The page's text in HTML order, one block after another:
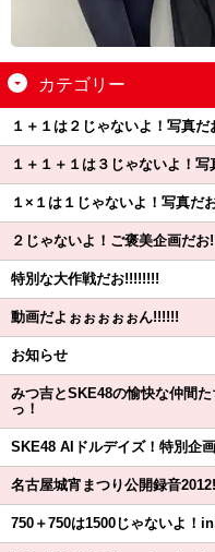
カテゴリー
１＋１は２じゃないよ！写真
１＋１＋１は３じゃないよ！
１×１は１じゃないよ！写真だ
２じゃないよ！ご褒美企画だ
特別な大作戦だお!!!!!!!!
動画だよぉぉぉぉぉん!!!!!!
お知らせ
みつ吉とSKE48の愉快な仲間
っ！
SKE48 AIドルデイズ！特別企画
名古屋城宵まつり公開録音
750＋750は1500じゃないよ！